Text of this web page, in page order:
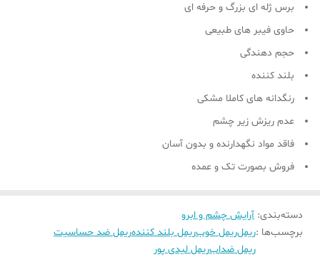
برس ژله ای بزرگ و حرفه ای
حاوی فیبر های طبیعی
حجم دهندگی
بلند کننده
رنگدانه های کاملا مشکی
عدم ریزش زیر چشم
فاقد مواد نگهدارنده و بدون آسان
فروش بصورت تک و عمده
دسته‌بندی: آرایش چشم و ابرو
برچسب‌ها :ریملریمل خوبریمل بلند کنندهریمل ضد حساسیت
ریمل ضدابریمل لیدی پور